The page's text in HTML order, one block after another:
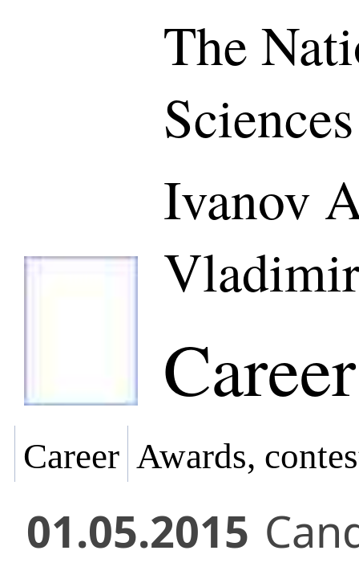
The
Ivanov
Career
Career Awards,
01.05.2015